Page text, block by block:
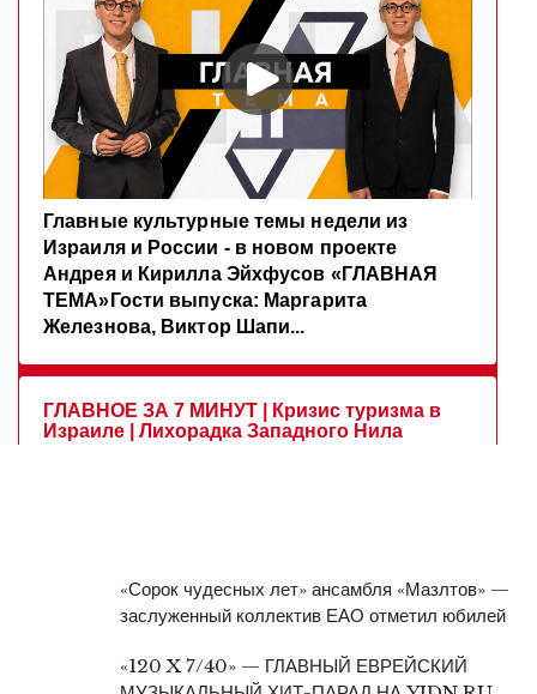
«Сорок чудесных лет» ансамбля «Мазлтов» —
заслуженный коллектив ЕАО отметил юбилей
«120 X 7/40» — ГЛАВНЫЙ ЕВРЕЙСКИЙ